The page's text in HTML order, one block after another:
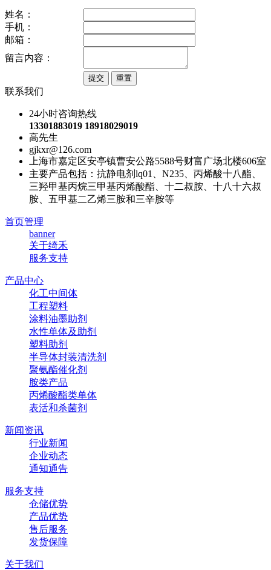
姓名：
手机：
邮箱：
留言内容：
联系我们
24小时咨询热线
13301883019 18918029019
高先生
gjkxr@126.com
上海市嘉定区安亭镇曹安公路5588号财富广场北楼606室
主要产品包括：抗静电剂lq01、N235、丙烯酸十八酯、
三羟甲基丙烷三甲基丙烯酸酯、十二叔胺、十八十六叔
胺、五甲基二乙烯三胺和三辛胺等
首页管理
banner
关于绮禾
服务支持
产品中心
化工中间体
工程塑料
涂料油墨助剂
水性单体及助剂
塑料助剂
半导体封装清洗剂
聚氨酯催化剂
胺类产品
丙烯酸酯类单体
表活和杀菌剂
新闻资讯
行业新闻
企业动态
通知通告
服务支持
仓储优势
产品优势
售后服务
发货保障
关于我们